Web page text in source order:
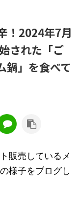
！2024年7月
された「ご
鍋」を食べて
販売しているメ
様子をブログし